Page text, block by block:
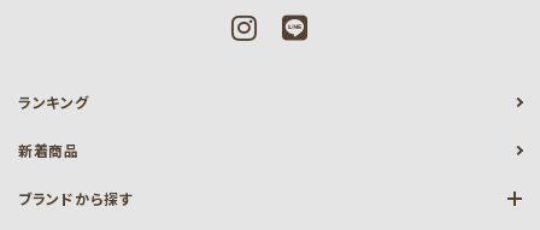
ランキング
新着商品
ブランドから探す